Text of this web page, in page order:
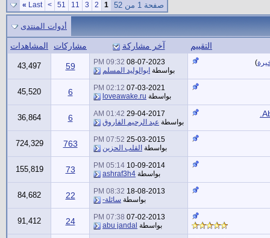
صفحة 1 من 52 1
2
3
11
51
>
Last
»
أدوات المنتدى
التقييم آخر مشاركة مشاركات المشاهدات
)
08-07-2023
09:32 PM
بواسطة ابوالوليد المسلم 59
43,497
07-03-2021
02:12 PM
بواسطة loveawake.ru
6
45,520
29-04-2017
01:42 AM
بواسطة عبد الرحيم الفاروق 6
36,864
25-03-2015
07:52 PM
بواسطة القلب الحزين 763
724,329
10-09-2014
05:14 PM
بواسطة ashraf3h4
73
155,819
18-08-2013
08:32 PM
بواسطة سائلة- 22
84,682
07-02-2013
07:38 PM
بواسطة abu jandal
24
91,412